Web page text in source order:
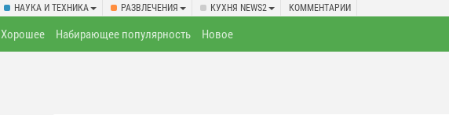
НАУКА И ТЕХНИКА РАЗВЛЕЧЕНИЯ КУХНЯ NEWS2 КОММЕНТАРИИ
Хорошее Набирающее популярность Новое